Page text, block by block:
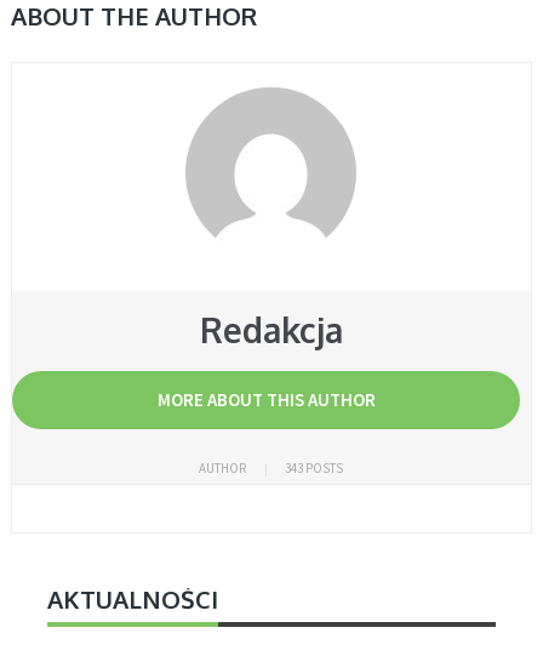
ABOUT THE AUTHOR
Redakcja
MORE ABOUT THIS AUTHOR
AUTHOR 343 POSTS
AKTUALNOŚCI